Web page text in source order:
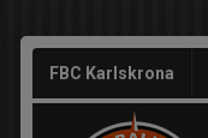
FBC Karlskrona